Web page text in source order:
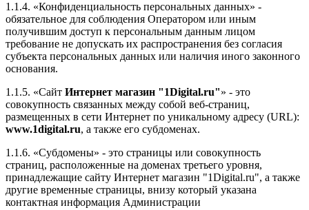
1.1.4. «Конфиденциальность персональных данных» -
обязательное для соблюдения Оператором или иным
получившим доступ к персональным данным лицом
требование не допускать их распространения без согласия
субъекта персональных данных или наличия иного законного
основания.
1.1.5. «Сайт Интернет магазин "1Digital.ru"» - это
совокупность связанных между собой веб-страниц,
размещенных в сети Интернет по уникальному адресу (URL):
www.1digital.ru, а также его субдоменах.
1.1.6. «Субдомены» - это страницы или совокупность
страниц, расположенные на доменах третьего уровня,
принадлежащие сайту Интернет магазин "1Digital.ru", а также
другие временные страницы, внизу который указана
контактная информация Администрации